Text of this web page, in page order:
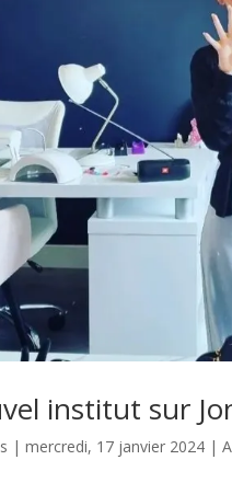
institut sur
|mercredi, 17 janvier 2024 |